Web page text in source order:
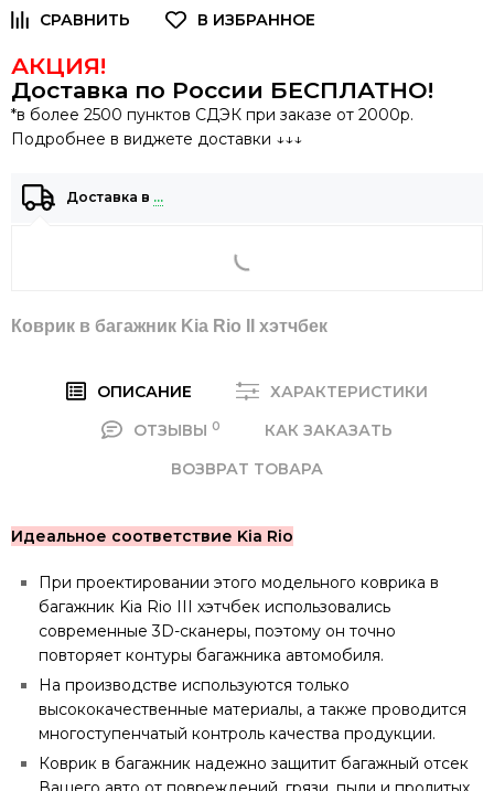
АКЦИЯ!
Доставка по России БЕСПЛАТНО!
*в более 2500 пунктов СДЭК при заказе от 2000р.
Подробнее в виджете доставки ↓↓↓
Доставка в …
Коврик в багажник Kia Rio II хэтчбек
ОПИСАНИЕ
ХАРАКТЕРИСТИКИ
ОТЗЫВЫ 0
КАК ЗАКАЗАТЬ
ВОЗВРАТ ТОВАРА
Идеальное соответствие Kia Rio
При проектировании этого модельного коврика в
багажник Kia Rio III хэтчбек использовались
современные 3D-сканеры, поэтому он точно
повторяет контуры багажника автомобиля.
На производстве используются только
высококачественные материалы, а также проводится
многоступенчатый контроль качества продукции.
Коврик в багажник надежно защитит багажный отсек